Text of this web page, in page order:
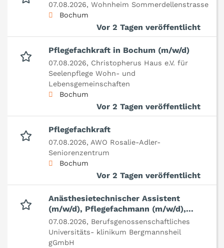
07.08.2026, Wohnheim Sommerdellenstrasse
Bochum
Vor 2 Tagen veröffentlicht
Pflegefachkraft in Bochum (m/w/d)
07.08.2026, Christopherus Haus e.V. für
Seelenpflege Wohn- und
Lebensgemeinschaften
Bochum
Vor 2 Tagen veröffentlicht
Pflegefachkraft
07.08.2026, AWO Rosalie-Adler-
Seniorenzentrum
Bochum
Vor 2 Tagen veröffentlicht
Anästhesietechnischer Assistent
(m/w/d), Pflegefachmann (m/w/d),...
07.08.2026, Berufsgenossenschaftliches
Universitäts- klinikum Bergmannsheil
gGmbH